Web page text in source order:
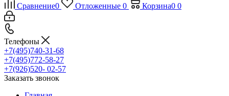
Сравнение0 Отложенные 0 Корзина0 0
Телефоны
+7(495)740-31-68
+7(495)772-58-27
+7(926)520- 02-57
Заказать звонок